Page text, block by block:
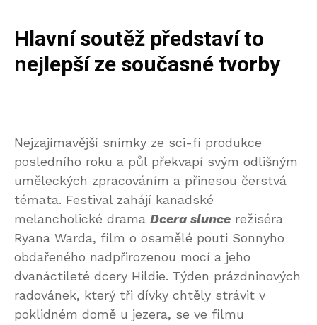
Hlavní soutěž představí to
nejlepší ze současné tvorby
Nejzajímavější snímky ze sci-fi produkce
posledního roku a půl překvapí svým odlišným
uměleckých zpracováním a přinesou čerstvá
témata. Festival zahájí kanadské
melancholické drama Dcera slunce režiséra
Ryana Warda, film o osamělé pouti Sonnyho
obdařeného nadpřirozenou mocí a jeho
dvanáctileté dcery Hildie. Týden prázdninových
radovánek, který tři dívky chtěly strávit v
poklidném domě u jezera, se ve filmu